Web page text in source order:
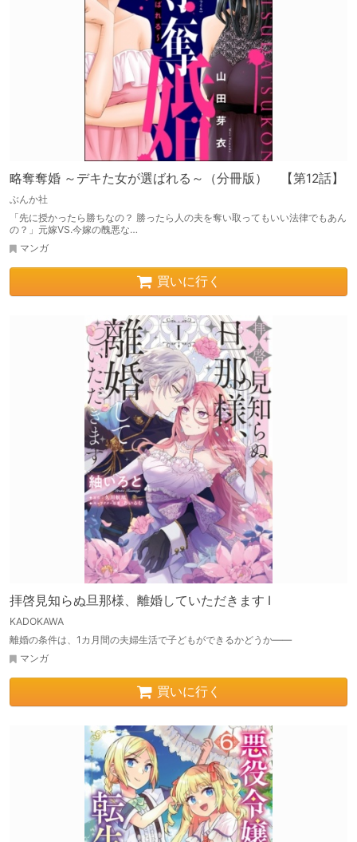
略奪奪婚 ～デキた女が選ばれる～（分冊版） 【第12話】
ぶんか社
「先に授かったら勝ちなの？ 勝ったら人の夫を奪い取ってもいい法律でもあん
の？」元嫁VS.今嫁の醜悪な…
マンガ
買いに行く
拝啓見知らぬ旦那様、離婚していただきます I
KADOKAWA
離婚の条件は、1カ月間の夫婦生活で子どもができるかどうか――
マンガ
買いに行く